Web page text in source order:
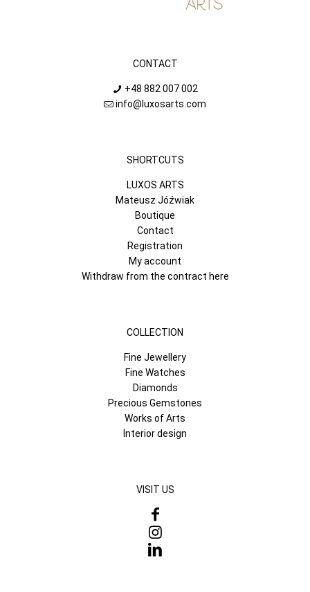
CONTACT
+48 882 007 002
info@luxosarts.com
SHORTCUTS
LUXOS ARTS
Mateusz Jóźwiak
Boutique
Contact
Registration
My account
Withdraw from the contract here
COLLECTION
Fine Jewellery
Fine Watches
Diamonds
Precious Gemstones
Works of Arts
Interior design
VISIT US